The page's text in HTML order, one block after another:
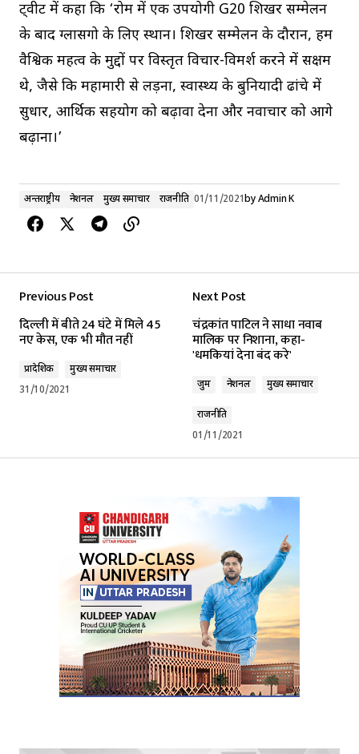
ट्वीट में कहा कि ‘रोम में एक उपयोगी G20 शिखर सम्मेलन
के बाद ग्लासगो के लिए प्रस्थान। शिखर सम्मेलन के दौरान, हम
वैश्विक महत्व के मुद्दों पर विस्तृत विचार-विमर्श करने में सक्षम
थे, जैसे कि महामारी से लड़ना, स्वास्थ्य के बुनियादी ढांचे में
सुधार, आर्थिक सहयोग को बढ़ावा देना और नवाचार को आगे
बढ़ाना।’
अन्तर्राष्ट्रीय नेशनल मुख्य समाचार राजनीति 01/11/2021byAdmin K
Previous Post
दिल्ली में बीते 24 घंटे में मिले 45
नए केस, एक भी मौत नहीं
प्रादेशिक
मुख्य समाचार
31/10/2021
Next Post
चंद्रकांत पाटिल ने साधा नवाब
मालिक पर निशाना, कहा-
'धमकियां देना बंद करे'
जुर्म नेशनल मुख्य समाचार
राजनीति
01/11/2021